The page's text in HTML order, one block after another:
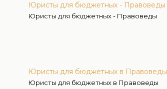
Юристы для бюджетных - Правоведы
Юристы для бюджетных - Правоведы
Юристы для бюджетных в Правоведы
Юристы для бюджетных в Правоведы